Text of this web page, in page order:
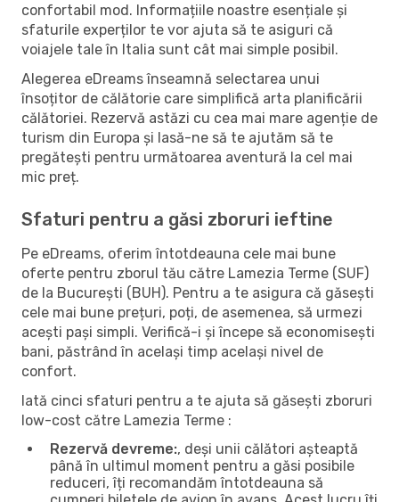
confortabil mod. Informațiile noastre esențiale și
sfaturile experților te vor ajuta să te asiguri că
voiajele tale în Italia sunt cât mai simple posibil.
Alegerea eDreams înseamnă selectarea unui
însoțitor de călătorie care simplifică arta planificării
călătoriei. Rezervă astăzi cu cea mai mare agenție de
turism din Europa și lasă-ne să te ajutăm să te
pregătești pentru următoarea aventură la cel mai
mic preț.
Sfaturi pentru a găsi zboruri ieftine
Pe eDreams, oferim întotdeauna cele mai bune
oferte pentru zborul tău către Lamezia Terme (SUF)
de la București (BUH). Pentru a te asigura că găsești
cele mai bune prețuri, poți, de asemenea, să urmezi
acești pași simpli. Verifică-i și începe să economisești
bani, păstrând în același timp același nivel de
confort.
Iată cinci sfaturi pentru a te ajuta să găsești zboruri
low-cost către Lamezia Terme :
Rezervă devreme:, deși unii călători așteaptă
până în ultimul moment pentru a găsi posibile
reduceri, îți recomandăm întotdeauna să